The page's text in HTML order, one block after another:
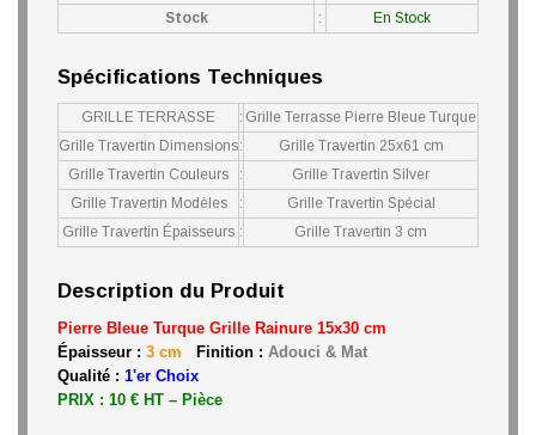
Stock
: En Stock
Spécifications Techniques
GRILLE TERRASSE : Grille Terrasse Pierre Bleue Turque
Grille Travertin Dimensions:
Grille Travertin 25x61 cm
Grille Travertin Couleurs
:
Grille Travertin Silver
Grille Travertin Modèles
:
Grille Travertin Spécial
Grille Travertin Épaisseurs : Grille Travertin 3 cm
Description du Produit
Pierre Bleue Turque Grille Rainure 15x30 cm
Épaisseur : 3 cm Finition : Adouci & Mat
Qualité : 1'er Choix
PRIX : 10 € HT – Pièce